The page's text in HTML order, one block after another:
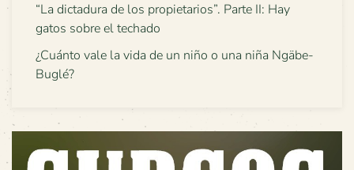
“La dictadura de los propietarios”. Parte II: Hay
gatos sobre el techado
¿Cuánto vale la vida de un niño o una niña Ngäbe-
Buglé?